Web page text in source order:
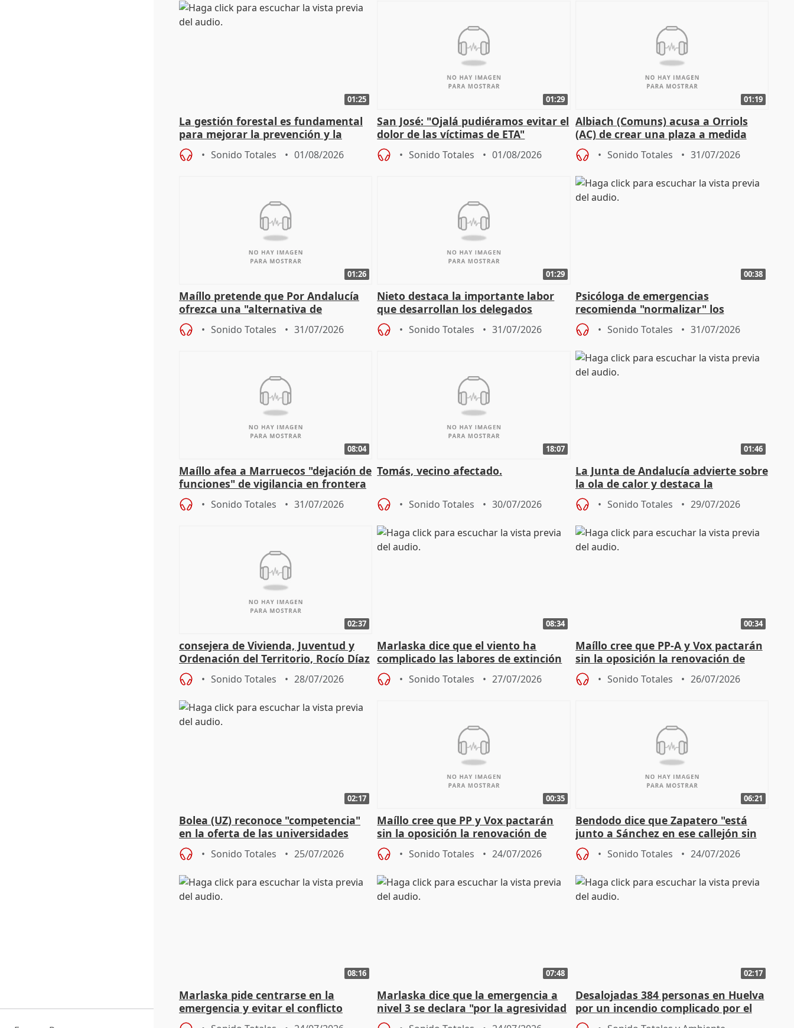
01:25
La gestión forestal es fundamental
para mejorar la prevención y la
actuación frente a incendios
Sonido Totales 01/08/2026
01:29
San José: "Ojalá pudiéramos evitar el
dolor de las víctimas de ETA"
Sonido Totales 01/08/2026
01:19
Albiach (Comuns) acusa a Orriols
(AC) de crear una plaza a medida
para su hija en Ripoll (Girona)
Sonido Totales 31/07/2026
01:26
Maíllo pretende que Por Andalucía
ofrezca una "alternativa de
gobierno" con su labor de oposición
Sonido Totales 31/07/2026
01:29
Nieto destaca la importante labor
que desarrollan los delegados
territoriales de la Junta
Sonido Totales 31/07/2026
00:38
Psicóloga de emergencias
recomienda "normalizar" los
síntomas tras sufrir un incendio
Sonido Totales 31/07/2026
08:04
Maíllo afea a Marruecos "dejación de
funciones" de vigilancia en frontera
con Ceuta
Sonido Totales 31/07/2026
18:07
Tomás, vecino afectado.
Sonido Totales 30/07/2026
01:46
La Junta de Andalucía advierte sobre
la ola de calor y destaca la
importancia de la prevención
Sonido Totales 29/07/2026
02:37
consejera de Vivienda, Juventud y
Ordenación del Territorio, Rocío Díaz
Sonido Totales 28/07/2026
08:34
Marlaska dice que el viento ha
complicado las labores de extinción
durante la madrugada
Sonido Totales 27/07/2026
00:34
Maíllo cree que PP-A y Vox pactarán
sin la oposición la renovación de
órganos como el Defensor
Sonido Totales 26/07/2026
02:17
Bolea (UZ) reconoce "competencia"
en la oferta de las universidades
privadas
Sonido Totales 25/07/2026
00:35
Maíllo cree que PP y Vox pactarán
sin la oposición la renovación de
órganos como el Defensor
Sonido Totales 24/07/2026
06:21
Bendodo dice que Zapatero "está
junto a Sánchez en ese callejón sin
salida
Sonido Totales 24/07/2026
08:16
Marlaska pide centrarse en la
emergencia y evitar el conflicto
político
07:48
Marlaska dice que la emergencia a
nivel 3 se declara "por la agresividad
de los incendios"
02:17
Desalojadas 384 personas en Huelva
por un incendio complicado por el
viento